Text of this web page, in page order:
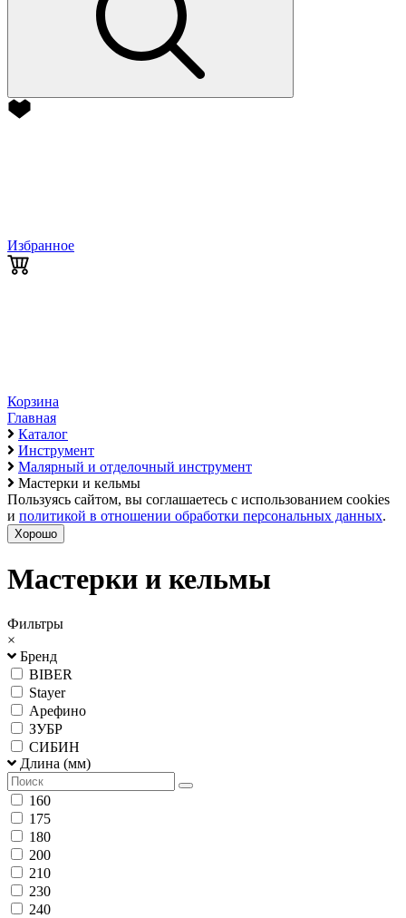
Избранное
Корзина
Главная
Каталог
Инструмент
Малярный и отделочный инструмент
Мастерки и кельмы
Пользуясь сайтом, вы соглашаетесь с использованием cookies
и политикой в отношении обработки персональных данных.
Хорошо
Мастерки и кельмы
Фильтры
×
Бренд
BIBER
Stayer
Арефино
ЗУБР
СИБИН
Длина (мм)
160
175
180
200
210
230
240